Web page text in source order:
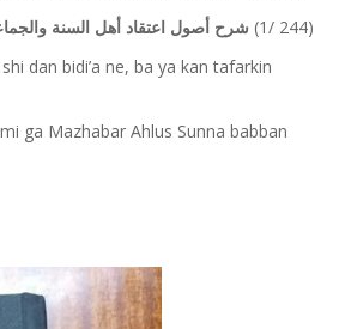
شرح أصول اعتقاد أهل السنة والجماعة (1/ 181) طبقات (1/ 244)
dan bidi’a ne, ba ya kan tafarkin
ga Mazhabar Ahlus Sunna babban